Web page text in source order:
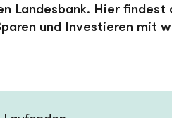
Landesbank. Hier findest
und Investieren mit